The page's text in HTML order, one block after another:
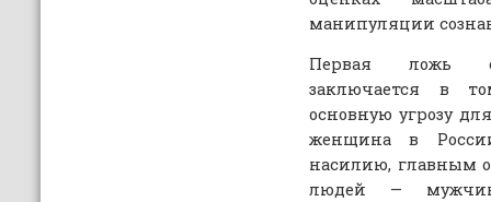
манипуляции
Первая ложь
заключается в
основную угрозу
женщина в
насилию, главным
людей —